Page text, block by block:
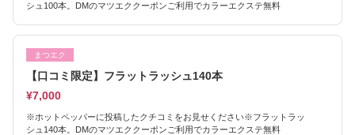
シュ100本。DMのマツエククーポンご利用でカラーエクステ無料
まつエク
【口コミ限定】フラットラッシュ140本
¥7,000
※ホットペッパーに投稿したクチコミをお見せください※フラットラッ
シュ140本。DMのマツエククーポンご利用でカラーエクステ無料